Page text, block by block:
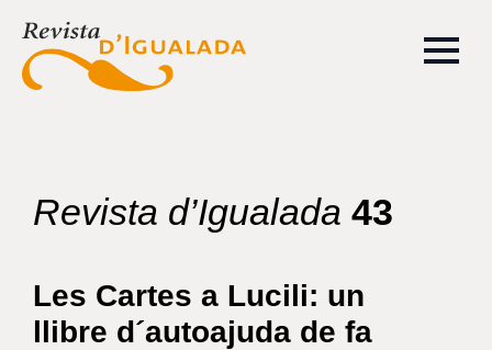
Revista d’Igualada 43
Les Cartes a Lucili: un
llibre d´autoajuda de fa